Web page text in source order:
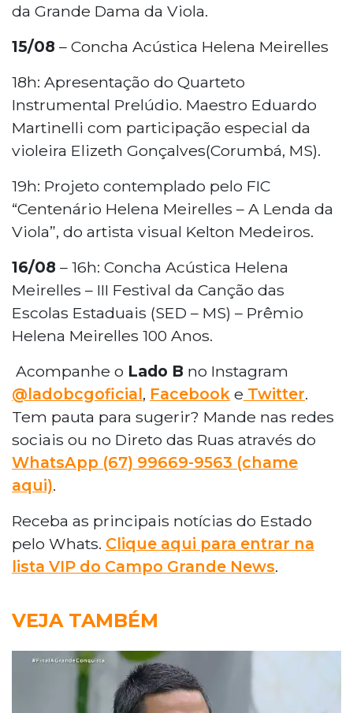
da Grande Dama da Viola.
15/08 – Concha Acústica Helena Meirelles
18h: Apresentação do Quarteto
Instrumental Prelúdio. Maestro Eduardo
Martinelli com participação especial da
violeira Elizeth Gonçalves(Corumbá, MS).
19h: Projeto contemplado pelo FIC
“Centenário Helena Meirelles – A Lenda da
Viola”, do artista visual Kelton Medeiros.
16/08 – 16h: Concha Acústica Helena
Meirelles – III Festival da Canção das
Escolas Estaduais (SED – MS) – Prêmio
Helena Meirelles 100 Anos.
Acompanhe o Lado B no Instagram
@ladobcgoficial, Facebook e Twitter.
Tem pauta para sugerir? Mande nas redes
sociais ou no Direto das Ruas através do
WhatsApp (67) 99669-9563 (chame
aqui).
Receba as principais notícias do Estado
pelo Whats. Clique aqui para entrar na
lista VIP do Campo Grande News.
VEJA TAMBÉM